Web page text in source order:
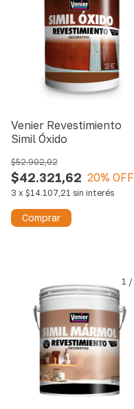
Venier Revestimiento
Simil Óxido
$42.321,62
$52.902,02
20% OFF
3 x $14.107,21 sin interés
Comprar
1 /